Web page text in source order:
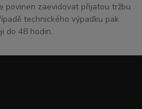
povinen zaevidovat přijatou tržbu
technického výpadku pak
do 48 hodin.